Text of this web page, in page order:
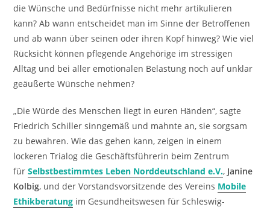
die Wünsche und Bedürfnisse nicht mehr artikulieren
kann? Ab wann entscheidet man im Sinne der Betroffenen
und ab wann über seinen oder ihren Kopf hinweg? Wie viel
Rücksicht können pflegende Angehörige im stressigen
Alltag und bei aller emotionalen Belastung noch auf unklar
geäußerte Wünsche nehmen?
„Die Würde des Menschen liegt in euren Händen“, sagte
Friedrich Schiller sinngemäß und mahnte an, sie sorgsam
zu bewahren. Wie das gehen kann, zeigen in einem
lockeren Trialog die Geschäftsführerin beim Zentrum
fürSelbstbestimmtes Leben Norddeutschland e.V., Janine
Kolbig, und der Vorstandsvorsitzende des Vereins Mobile
Ethikberatung im Gesundheitswesen für Schleswig-